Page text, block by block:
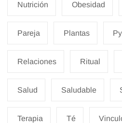
Nutrición Obesidad
Pareja Plantas
Relaciones Ritual
Salud Saludable
Terapia Té